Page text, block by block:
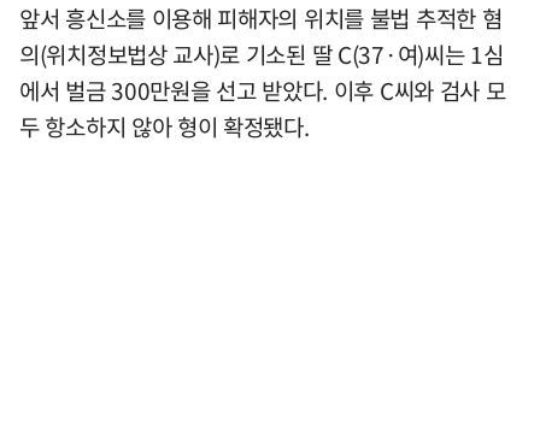
앞서 흥신소를 이용해 피해자의 위치를 불법 추적한 혐
의(위치정보법상 교사)로 기소된 딸 C(37·여)씨는 1심
에서 벌금 300만원을 선고 받았다. 이후 C씨와 검사 모
두 항소하지 않아 형이 확정됐다.